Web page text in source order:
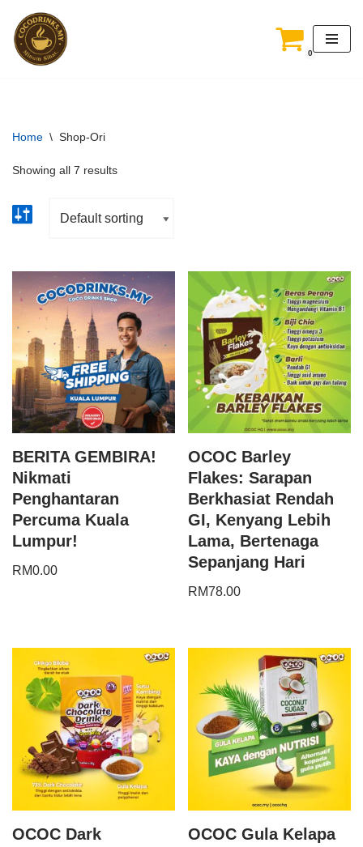
Skip
0
Home \ Shop-Ori
Showing all 7 results
BERITA GEMBIRA!
Nikmati
Penghantaran
Percuma Kuala
Lumpur!
RM0.00
OCOC Barley
Flakes: Sarapan
Berkhasiat Rendah
GI, Kenyang Lebih
Lama, Bertenaga
Sepanjang Hari
RM78.00
OCOC Dark
OCOC Gula Kelapa